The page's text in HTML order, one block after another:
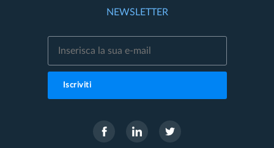
NEWSLETTER
Iscriviti